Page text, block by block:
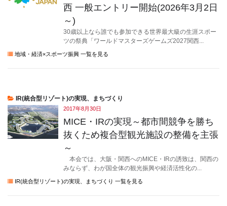
西 一般エントリー開始(2026年3月2日
～)
30歳以上なら誰でも参加できる世界最大級の生涯スポー
ツの祭典「ワールドマスターズゲームズ2027関西...
地域・経済×スポーツ振興 一覧を見る
IR(統合型リゾート)の実現、まちづくり
2017年8月30日
MICE・IRの実現～都市間競争を勝ち
抜くため複合型観光施設の整備を主張
～
本会では、大阪・関西へのMICE・IRの誘致は、関西の
みならず、わが国全体の観光振興や経済活性化の...
IR(統合型リゾート)の実現、まちづくり 一覧を見る